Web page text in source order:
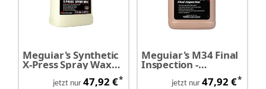
Meguiar's Synthetic
X-Press Spray Wax
3,78 Liter
jetzt nur 47,92 €*
Meguiar's M34 Final
Inspection -
Trockenwäsche 3,78
jetzt nur 47,92 €*